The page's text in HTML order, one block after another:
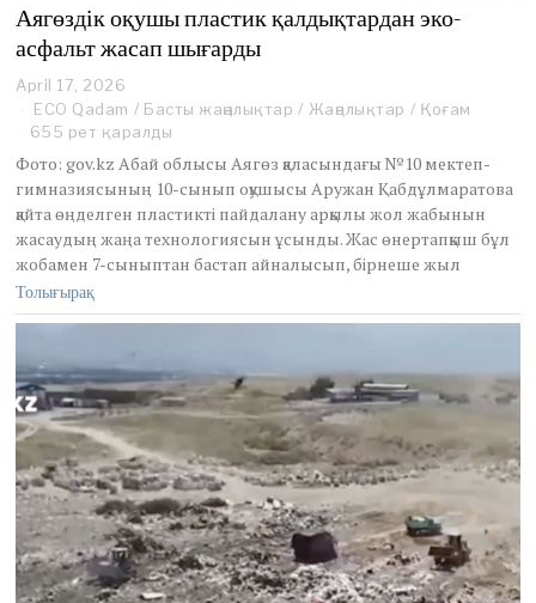
Аягөздік оқушы пластик қалдықтардан эко-
асфальт жасап шығарды
April 17, 2026
p
r
l
1
7
,
6
ECO Qadam / Басты жаңалықтар / Жаңалықтар / Қоғам
655 рет қаралды
Фото: gov.kz Абай облысы Аягөз қаласындағы №10 мектеп-
гимназиясының 10-сынып оқушысы Аружан Қабдұлмаратова
қайта өңделген пластикті пайдалану арқылы жол жабынын
жасаудың жаңа технологиясын ұсынды. Жас өнертапқыш бұл
жобамен 7-сыныптан бастап айналысып, бірнеше жыл
Толығырақ